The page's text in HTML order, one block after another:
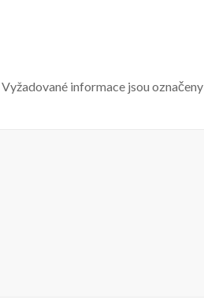
Vyžadované informace jsou označeny